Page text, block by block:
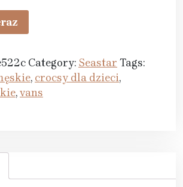
Category: Seastar Tags:
, crocsy dla dzieci,
,vans